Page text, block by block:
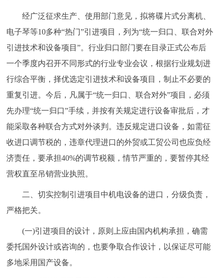
经广泛征求生产、使用部门意见，拟将碟片式分离机、
电子琴等10多种“热门”引进项目，列为“统一归口、联合对外
引进技术和设备项目”。行业归口部门要在目录正式公布后
一个季度内召开不同形式的行业专业会议，根据行业规划进
行综合平衡，择优选定引进技术和设备项目，制止不必要的
重复引进。今后，凡属于“统一归口、联合对外”项目，必须
先办理“统一归口”手续，并按有关规定进行设备审批后，才
能采取各种联合方式对外谈判。违反规定进口设备，如需征
收进口调节税的，违章代理进口的外贸或工贸公司也应负经
济责任，要承担40%的调节税额，情节严重的，要暂停其经
营权直至吊销营业执照。
二、切实控制引进项目中机电设备的进口，分级负责，
严格把关。
(一)引进项目的设计，原则上应由国内机构承担，确需
委托国外设计或咨询的，也要争取合作设计，以保证尽可能
多地采用国产设备。